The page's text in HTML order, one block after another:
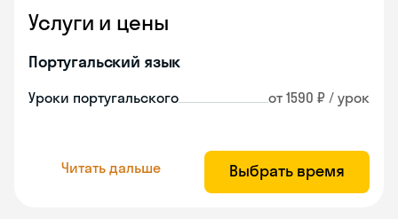
Услуги и цены
Португальский язык
Уроки португальского от 1590 ₽ / урок
Читать дальше Выбрать время